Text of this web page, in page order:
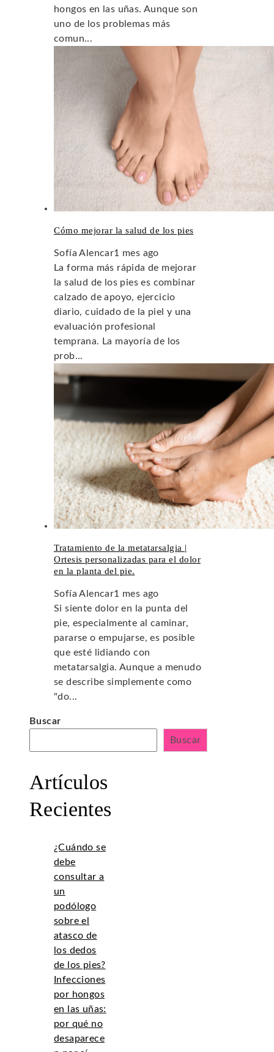
hongos en las uñas. Aunque son
uno de los problemas más
comun...
Cómo mejorar la salud de los pies
Sofía Alencar1 mes ago
La forma más rápida de mejorar
la salud de los pies es combinar
calzado de apoyo, ejercicio
diario, cuidado de la piel y una
evaluación profesional
temprana. La mayoría de los
prob...
Tratamiento de la metatarsalgia |
Ortesis personalizadas para el dolor
en la planta del pie.
Sofía Alencar1 mes ago
Si siente dolor en la punta del
pie, especialmente al caminar,
pararse o empujarse, es posible
que esté lidiando con
metatarsalgia. Aunque a menudo
se describe simplemente como
"do...
Buscar
Buscar
Artículos
Recientes
¿Cuándo se
debe
consultar a
un
podólogo
sobre el
atasco de
los dedos
de los pies?
Infecciones
por hongos
en las uñas:
por qué no
desaparece